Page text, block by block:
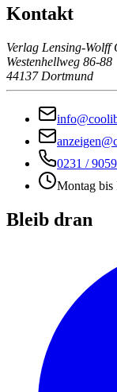
Kontakt
Verlag Lensing-
Westenhellweg 86-88
44137 Dortmund
0231 /
Montag bis
Bleib dran